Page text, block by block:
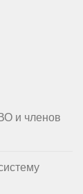
и членов